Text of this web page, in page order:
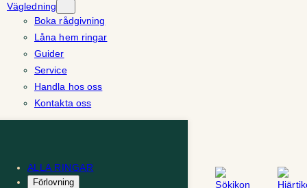
Vägledning
Boka rådgivning
Låna hem ringar
Guider
Service
Handla hos oss
Kontakta oss
ALLA RINGAR
Förlovning